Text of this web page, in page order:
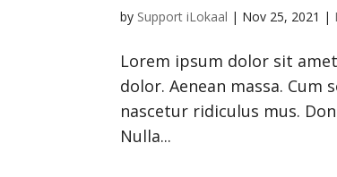
by Support iLokaal | Nov 25, 2021 |
Lorem ipsum dolor sit
dolor. Aenean massa.
nascetur ridiculus mus.
Nulla...